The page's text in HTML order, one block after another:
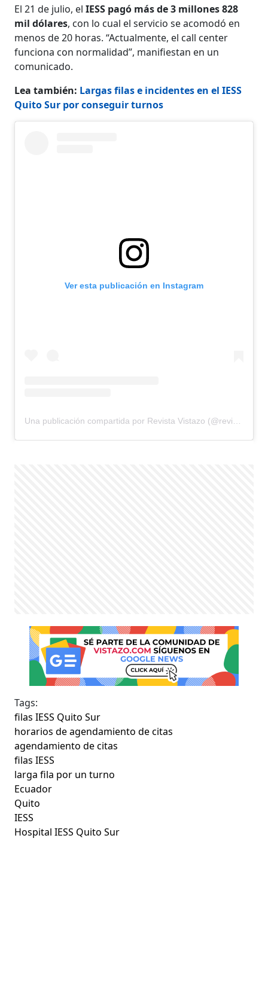
El 21 de julio, elIESS pagó más de 3 millones 828
mil dólares, con lo cual el servicio se acomodó en
menos de 20 horas. “Actualmente, el call center
funciona con normalidad”, manifiestan en un
comunicado.
Lea también: Largas filas e incidentes en el IESS
Quito Sur por conseguir turnos
Ver esta publicación en Instagram
Tags:
filas IESS Quito Sur
horarios de agendamiento de citas
agendamiento de citas
filas IESS
larga fila por un turno
Ecuador
Quito
IESS
Hospital IESS Quito Sur